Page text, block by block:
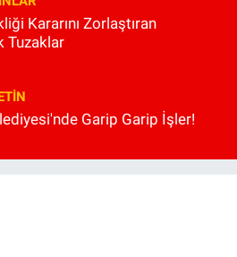
Kararını Zorlaştıran
Tuzaklar
Garip Garip İşler!